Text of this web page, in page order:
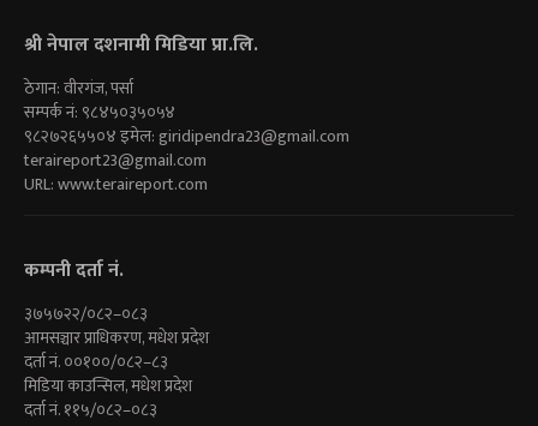
श्री नेपाल दशनामी मिडिया प्रा.लि.
ठेगान: वीरगंज, पर्सा
सम्पर्क नं: ९८४५०३५०५४
९८२७२६५५०४ इमेल:giridipendra23@gmail.com
teraireport23@gmail.com
URL: www.teraireport.com
कम्पनी दर्ता नं.
३७५७२२/०८२–०८३
आमसञ्चार प्राधिकरण, मधेश प्रदेश
दर्ता नं. ००१००/०८२–८३
मिडिया काउन्सिल, मधेश प्रदेश
दर्ता नं. ११५/०८२–०८३